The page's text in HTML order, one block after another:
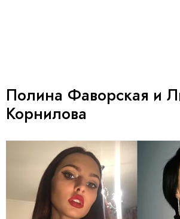
Полина Фаворская и
Корнилова